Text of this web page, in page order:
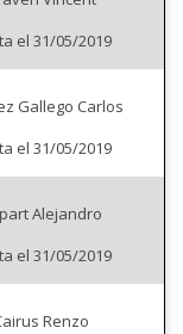
el 31/05/2019
Gallego Carlos
el 31/05/2019
Alejandro
el 31/05/2019
Renzo